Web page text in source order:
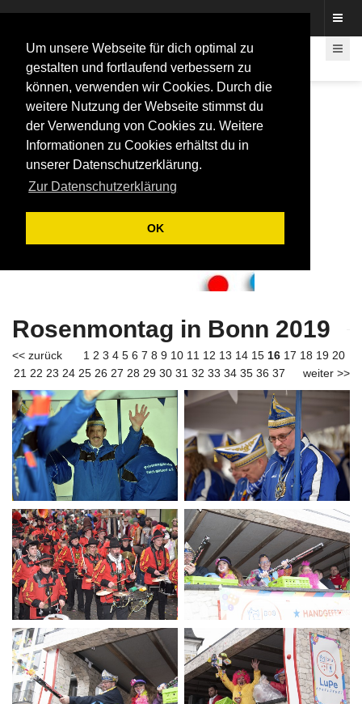
Um unsere Webseite für dich optimal zu
gestalten und fortlaufend verbessern zu
können, verwenden wir Cookies. Durch die
weitere Nutzung der Webseite stimmst du
der Verwendung von Cookies zu. Weitere
Informationen zu Cookies erhältst du in
unserer Datenschutzerklärung.
Zur Datenschutzerklärung
OK
Rosenmontag in Bonn 2019
<< zurück 1 2 3 4 5 6 7 8 9 10 11 12 13 14 15 16 17 18 19 20
21 22 23 24 25 26 27 28 29 30 31 32 33 34 35 36 37 weiter >>